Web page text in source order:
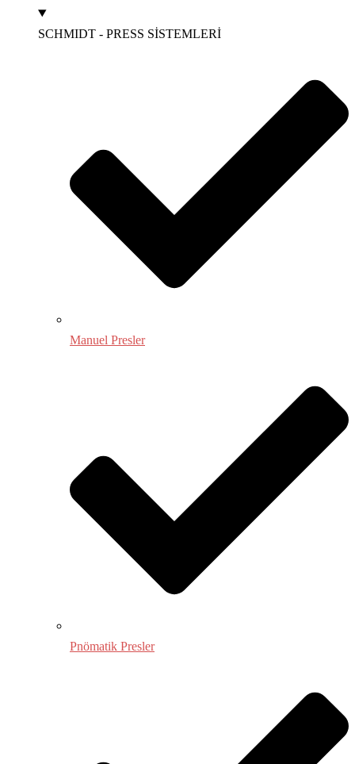
SCHMIDT - PRESS SİSTEMLERİ
Manuel Presler
Pnömatik Presler